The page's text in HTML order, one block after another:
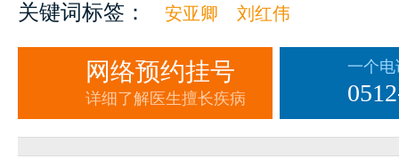
关键词标签： 安亚卿 刘红伟
网络预约挂号
详细了解医生擅长疾病
一个